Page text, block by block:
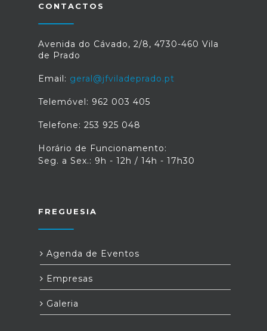
CONTACTOS
Avenida do Cávado, 2/8, 4730-460 Vila
de Prado
Email: geral@jfviladeprado.pt
Telemóvel: 962 003 405
Telefone: 253 925 048
Horário de Funcionamento:
Seg. a Sex.: 9h - 12h / 14h - 17h30
FREGUESIA
Agenda de Eventos
Empresas
Galeria